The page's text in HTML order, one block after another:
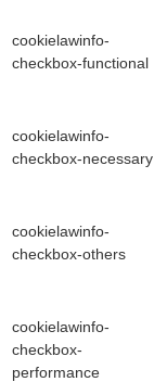
cookielawinfo-
checkbox-functional
cookielawinfo-
checkbox-necessary
cookielawinfo-
checkbox-others
cookielawinfo-
checkbox-
performance